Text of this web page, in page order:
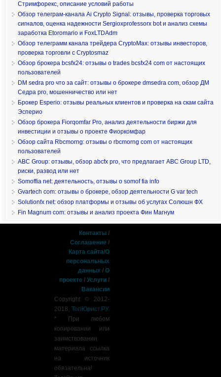
Стримфорекс, описание условий работы
Обзор телеграм-канала Ai Crypto Signal: отзывы, проверка торговых
сигналов, оценка надежности Sergioxprofessorx bot и анализ схемы
заработка Etoromario и FoxLTDAdm
Обзор телеграмм канала трейдера CryptoMax: отзывы инвесторов,
проверка торговли с Cryptosmaz
Обзор брокера bcsfx24: отзывы о trades bcsfx24 com от настоящих
пользователей
DM sedra pro что за сайт: отзывы о брокере dmsedra com, обзор ДМ
Седра pro, мошенничество или нет
Брокер Esperio: отзывы реальных клиентов и проверка на скам сайта
Эсперио
Обзор брокера Fiorqomfar Pro, анализ деятельности биржи для
инвестиции и отзывы о проекте Фиоркомфар
Обзор сайта Rbcmorng: отзывы о rbcmorng com от настоящих
пользователей
ABC Group: отзывы, обзор abcfx pro, что предлагает ABC Group LTD,
риски, развод или нет
Somoffia net: деятельность, отзывы о somof fia info
Gvartech com: отзывы о брокере, обзор деятельности G var tech
Solutionfx net: обзор платформы и отзывы об услугах Солюшн ФХ
Fin Magnum com: отзывы и анализ проекта Фин Магнум
Контакты /
Соглашение /
Карта сайта/О
персональных
данных /О
проекте /Услуги /
Вакансии
Copyright © 2012-
2018,ТопЮрист.РУ.
* При любом
копировании или
заимствовании
материала ссылка
на источник
обязательна!